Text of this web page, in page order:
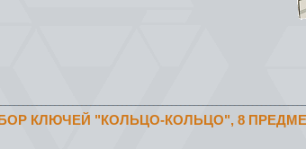
КЛЮЧЕЙ "КОЛЬЦО-КОЛЬЦО", 8